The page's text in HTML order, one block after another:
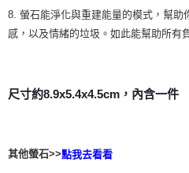
8. 螢石能淨化與重建能量的模式，幫助
感，以及情緒的垃圾。如此能幫助所有
尺寸約8.9x5.4x4.5cm，內含一件
其他螢石>>點我去看看